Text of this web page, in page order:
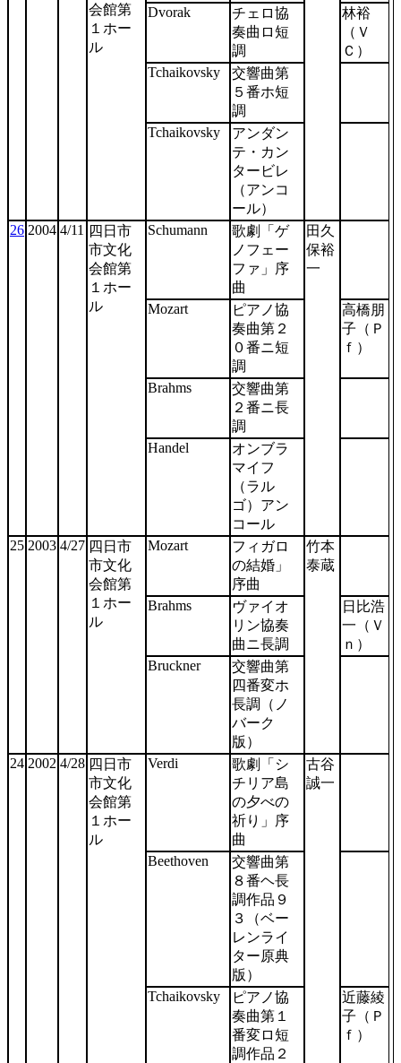
会館第
１ホー
ル
Dvorak
チェロ協
奏曲ロ短
調
林裕
（Ｖ
Ｃ）
Tchaikovsky
交響曲第
５番ホ短
調
Tchaikovsky
アンダン
テ・カン
タービレ
（アンコ
ール）
26 2004 4/11 四日市
市文化
会館第
１ホー
ル
Schumann
歌劇「ゲ
ノフェー
ファ」序
曲
田久
保裕
一
Mozart
ピアノ協
奏曲第２
０番ニ短
調
高橋朋
子（Ｐ
ｆ）
Brahms
交響曲第
２番ニ長
調
Handel
オンブラ
マイフ
（ラル
ゴ）アン
コール
25 2003 4/27 四日市
市文化
会館第
１ホー
ル
Mozart
フィガロ
の結婚」
序曲
竹本
泰蔵
Brahms
ヴァイオ
リン協奏
曲ニ長調
日比浩
一（Ｖ
ｎ）
Bruckner
交響曲第
四番変ホ
長調（ノ
バーク
版）
24 2002 4/28 四日市
市文化
会館第
１ホー
ル
Verdi
歌劇「シ
チリア島
の夕べの
祈り」序
曲
古谷
誠一
Beethoven
交響曲第
８番ヘ長
調作品９
３（ベー
レンライ
ター原典
版）
Tchaikovsky
ピアノ協
奏曲第１
番変ロ短
調作品２
近藤綾
子（Ｐ
ｆ）